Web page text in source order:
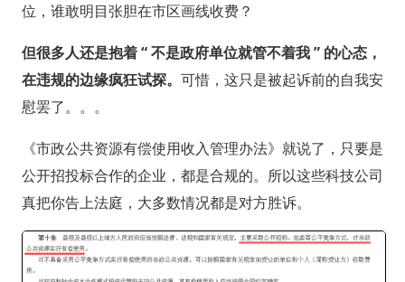
位，谁敢明目张胆在市区画线收费？
但很多人还是抱着 “ 不是政府单位就管不着我 ” 的心态，
在违规的边缘疯狂试探。 可惜，这只是被起诉前的自我安
慰罢了。。。
《市政公共资源有偿使用收入管理办法》就说了，只要是
公开招投标合作的企业，都是合规的。所以这些科技公司
真把你告上法庭，大多数情况都是对方胜诉。